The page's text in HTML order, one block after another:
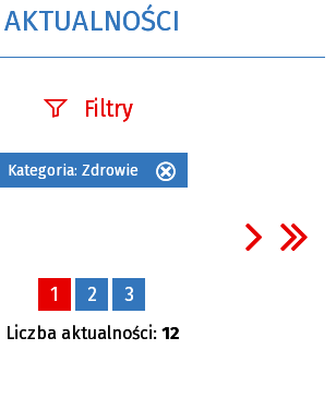
AKTUALNOŚCI
Filtry
Szukana fraza
—
Kategoria: Zdrowie
1 2 3
Liczba aktualności: 12